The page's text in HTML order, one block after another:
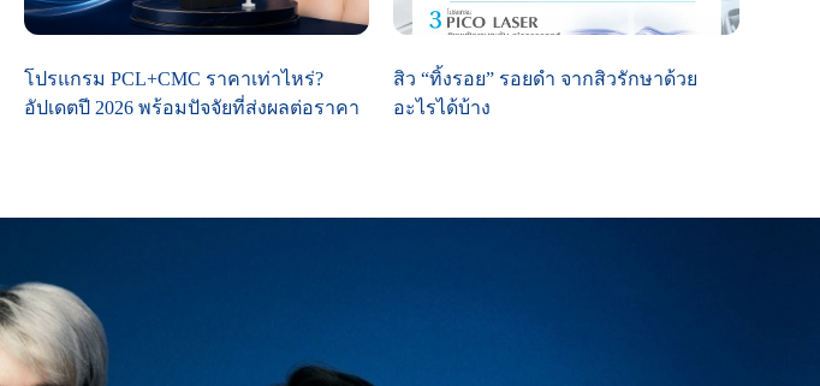
โปรแกรม PCL+CMC ราคาเท่าไหร่?
อัปเดตปี 2026 พร้อมปัจจัยที่ส่งผลต่อราคา
สิว “ทิ้งรอย” รอยดำ จากสิวรักษาด้วย
อะไรได้บ้าง